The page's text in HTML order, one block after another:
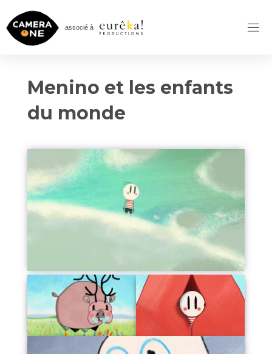
content
associé à
Menino et les enfants
du monde